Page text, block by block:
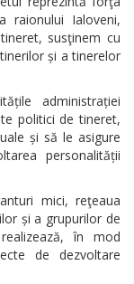
raionului Ialoveni,
susţinem cu
și a tinerelor
administrației
politici de tineret,
și să le asigure
personalității
mici, reţeaua
și a grupurilor de
în mod
de dezvoltare